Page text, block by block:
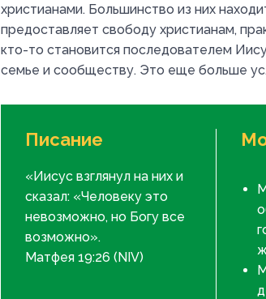
христианами. Большинство из них
предоставляет свободу христианам,
кто-то становится последователем
семье и сообществу. Это еще больше
Писание
«Иисус взглянул на них и
сказал: «Человеку это
невозможно, но Богу все
возможно».
Матфея 19:26 (NIV)